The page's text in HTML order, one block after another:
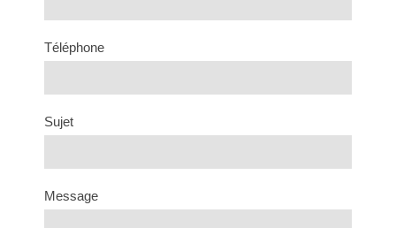
Téléphone
Sujet
Message